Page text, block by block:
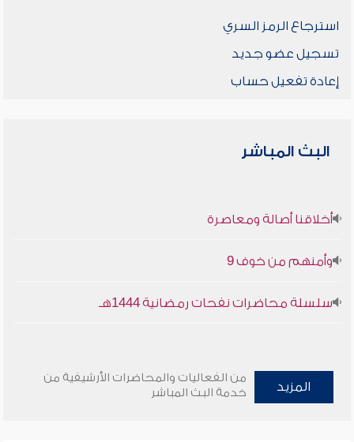
استرجاع الرمز السري
تسجيل عضو جديد
إعادة تفعيل حساب
البث المباشر
أخلاقنا أصالة ومعاصرة
وأمنهم من خوف 9
سلسلة محاضرات نفحات رمضانية 1444هـ
المزيد
من الفعاليات والمحاضرات الأرشيفية من
خدمة البث المباشر